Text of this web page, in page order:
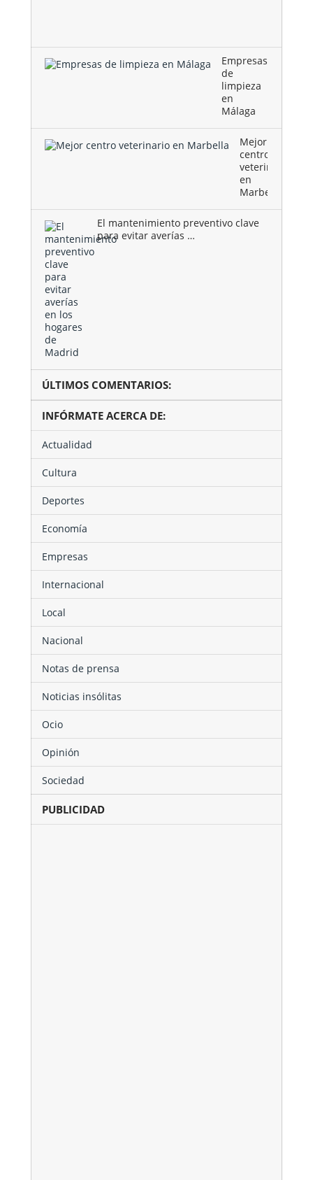
Empresas
de
limpieza
en
Málaga
Mejor
centro
veterinario
en
Marbella
El mantenimiento preventivo clave
para evitar averías …
ÚLTIMOS COMENTARIOS:
INFÓRMATE ACERCA DE:
Actualidad
Cultura
Deportes
Economía
Empresas
Internacional
Local
Nacional
Notas de prensa
Noticias insólitas
Ocio
Opinión
Sociedad
PUBLICIDAD